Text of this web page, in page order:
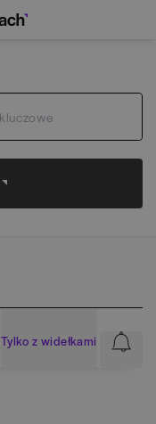
Tylko z widełkami